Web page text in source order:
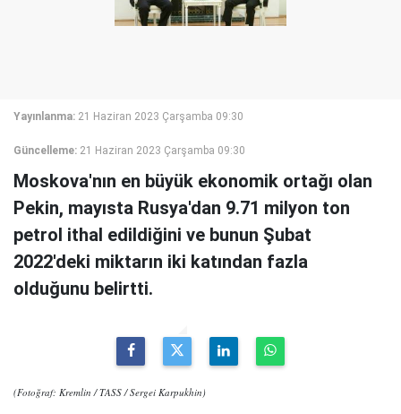
Yayınlanma: 21 Haziran 2023 Çarşamba 09:30
Güncelleme: 21 Haziran 2023 Çarşamba 09:30
Moskova'nın en büyük ekonomik ortağı olan
Pekin, mayısta Rusya'dan 9.71 milyon ton
petrol ithal edildiğini ve bunun Şubat
2022'deki miktarın iki katından fazla
olduğunu belirtti.
(Fotoğraf: Kremlin / TASS / Sergei Karpukhin)